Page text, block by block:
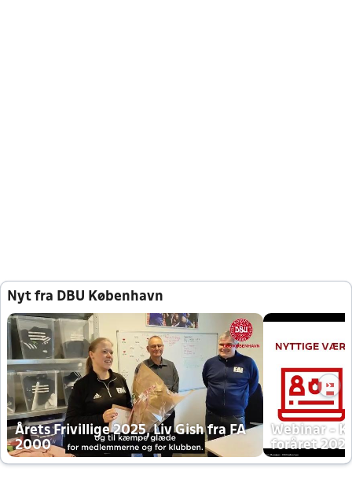
Nyt fra DBU København
Årets Frivillige 2025, Liv Gish fra FA
2000
Webinar -
foråret